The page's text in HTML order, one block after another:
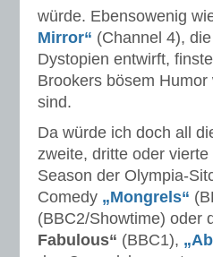
würde. Ebensowenig
Mirror“ (Channel 4), die
Dystopien entwirft,
Brookers bösem
sind.
Da würde ich doch all
zweite, dritte oder
Season der Olympia-
Comedy „Mongrels“
(BBC2/Showtime) oder
Fabulous“ (BBC1),